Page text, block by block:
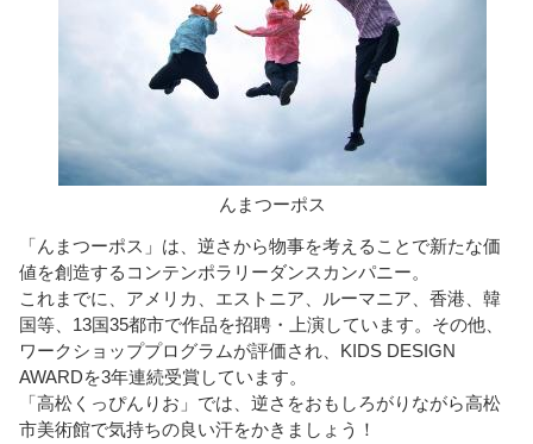
んまつーポス
「んまつーポス」は、逆さから物事を考えることで新たな価
値を創造するコンテンポラリーダンスカンパニー。
これまでに、アメリカ、エストニア、ルーマニア、香港、韓
国等、13国35都市で作品を招聘・上演しています。その他、
ワークショッププログラムが評価され、KIDS DESIGN
AWARDを3年連続受賞しています。
「高松くっぴんりお」では、逆さをおもしろがりながら高松
市美術館で気持ちの良い汗をかきましょう！